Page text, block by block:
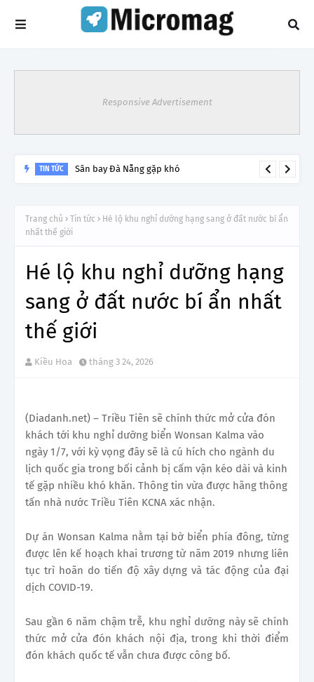
Responsive Advertisement
TIN TỨC Sân bay Đà Nẵng gặp khó
Trang chủ Tin tức
Hé lộ khu nghỉ dưỡng hạng sang ở đất nước bí ẩn
nhất thế giới
Hé lộ khu nghỉ dưỡng hạng
sang ở đất nước bí ẩn nhất
thế giới
Kiều Hoa tháng 3 24, 2026
(Diadanh.net) – Triều Tiên sẽ chính thức mở cửa đón
khách tới khu nghỉ dưỡng biển Wonsan Kalma vào
ngày 1/7, với kỳ vọng đây sẽ là cú hích cho ngành du
lịch quốc gia trong bối cảnh bị cấm vận kéo dài và kinh
tế gặp nhiều khó khăn. Thông tin vừa được hãng thông
tấn nhà nước Triều Tiên KCNA xác nhận.
Dự án Wonsan Kalma nằm tại bờ biển phía đông, từng
được lên kế hoạch khai trương từ năm 2019 nhưng liên
tục trì hoãn do tiến độ xây dựng và tác động của đại
dịch COVID-19.
Sau gần 6 năm chậm trễ, khu nghỉ dưỡng này sẽ chính
thức mở cửa đón khách nội địa, trong khi thời điểm
đón khách quốc tế vẫn chưa được công bố.